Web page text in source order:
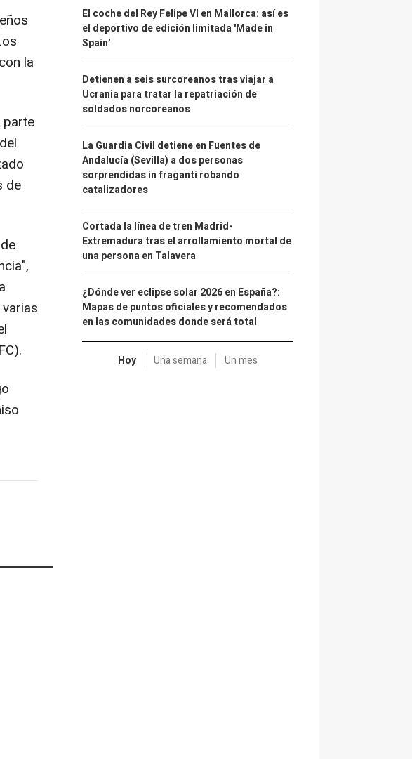
la
parte
de
El coche del Rey Felipe VI en Mallorca: así es
el deportivo de edición limitada 'Made in
Spain'
Detienen a seis surcoreanos tras viajar a
Ucrania para tratar la repatriación de
soldados norcoreanos
La Guardia Civil detiene en Fuentes de
Andalucía (Sevilla) a dos personas
sorprendidas in fraganti robando
catalizadores
Cortada la línea de tren Madrid-
Extremadura tras el arrollamiento mortal de
una persona en Talavera
¿Dónde ver eclipse solar 2026 en España?:
Mapas de puntos oficiales y recomendados
en las comunidades donde será total
Hoy Una semana Un mes